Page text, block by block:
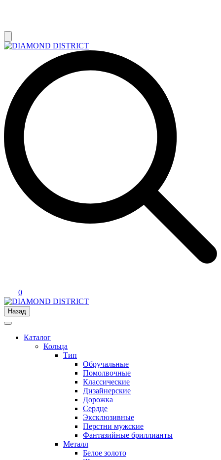
0
Назад
Каталог
Кольца
Тип
Обручальные
Помолвочные
Классические
Дизайнерские
Дорожка
Сердце
Эксклюзивные
Перстни мужские
Фантазийные бриллианты
Металл
Белое золото